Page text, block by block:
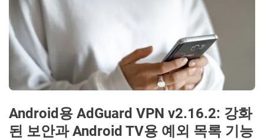
Android용 AdGuard VPN v2.16.2: 강화
된 보안과 Android TV용 예외 목록 기능